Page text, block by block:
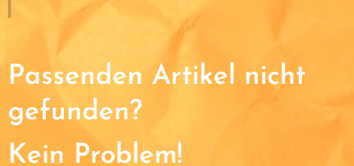
Passenden Artikel nicht
gefunden?
Kein Problem!